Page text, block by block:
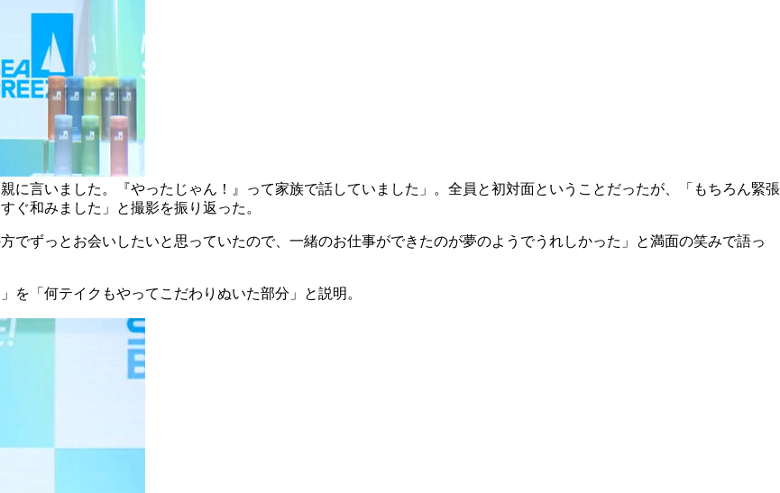
に言いました。『やったじゃん！』って家族で話していました」。全員と初対面ということだったが、「もちろん緊張
ぐ和みました」と撮影を振り返った。
でずっとお会いしたいと思っていたので、一緒のお仕事ができたのが夢のようでうれしかった」と満面の笑みで語っ
を「何テイクもやってこだわりぬいた部分」と説明。